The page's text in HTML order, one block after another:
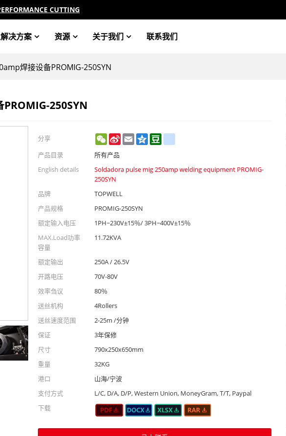
CUTTING
决方案 资源 关于我们 联系我们
焊接设备PROMIG-250SYN
250SYN
分享 WeChat
Sina
Weibo
Email Qzone
产品目录
所有产品
English details
Soldadora pulse mig 250amp welding equipment PROMIG-
250SYN
品牌
TOPWELL
产品规格
PROMIG-250SYN
额定输入电压
1PH~230V±15％/ 3PH~400V±15％
MAX.Load功率
容量
11.72KVA
额定输出
250A / 26.5V
开路电压
70V-80V
效率刍议
80％
送丝机构
4Rollers
送丝速度范围
2-25m /分钟
保证
3年保修
尺寸
790x250x650mm
重量
32KG
港口
山海/宁波
支付方式
L/C, D/A, D/P, Western Union, MoneyGram, T/T, Paypal
下载